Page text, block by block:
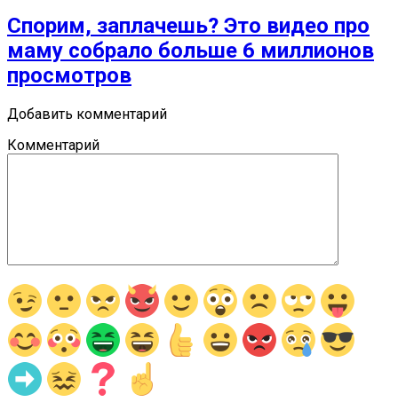
Спорим, заплачешь? Это видео про
маму собрало больше 6 миллионов
просмотров
Добавить комментарий
Комментарий